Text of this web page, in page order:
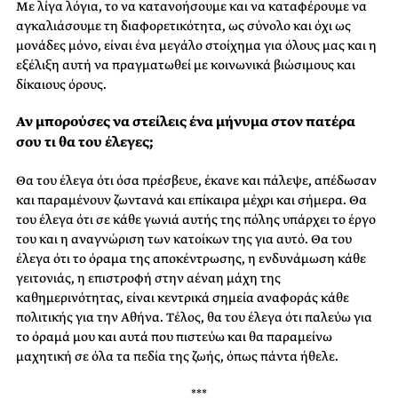
Με λίγα λόγια, το να κατανοήσουμε και να καταφέρουμε να
αγκαλιάσουμε τη διαφορετικότητα, ως σύνολο και όχι ως
μονάδες μόνο, είναι ένα μεγάλο στοίχημα για όλους μας και η
εξέλιξη αυτή να πραγματωθεί με κοινωνικά βιώσιμους και
δίκαιους όρους.
Αν μπορούσες να στείλεις ένα μήνυμα στον πατέρα
σου τι θα του έλεγες;
Θα του έλεγα ότι όσα πρέσβευε, έκανε και πάλεψε, απέδωσαν
και παραμένουν ζωντανά και επίκαιρα μέχρι και σήμερα. Θα
του έλεγα ότι σε κάθε γωνιά αυτής της πόλης υπάρχει το έργο
του και η αναγνώριση των κατοίκων της για αυτό. Θα του
έλεγα ότι το όραμα της αποκέντρωσης, η ενδυνάμωση κάθε
γειτονιάς, η επιστροφή στην αέναη μάχη της
καθημερινότητας, είναι κεντρικά σημεία αναφοράς κάθε
πολιτικής για την Αθήνα. Τέλος, θα του έλεγα ότι παλεύω για
το όραμά μου και αυτά που πιστεύω και θα παραμείνω
μαχητική σε όλα τα πεδία της ζωής, όπως πάντα ήθελε.
***